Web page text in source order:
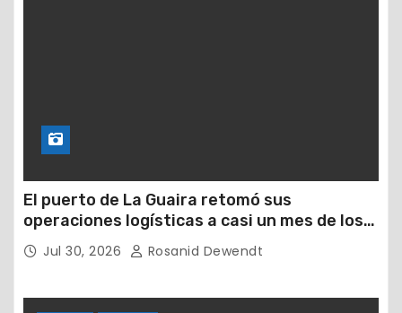
El puerto de La Guaira retomó sus
operaciones logísticas a casi un mes de los
devastadores terremotos
Jul 30, 2026 Rosanid Dewendt